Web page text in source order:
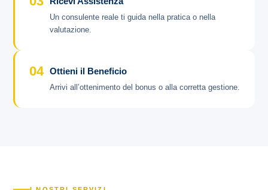
Un consulente reale ti guida nella pratica o nella
valutazione.
04 Ottieni il Beneficio
Arrivi all’ottenimento del bonus o alla corretta gestione.